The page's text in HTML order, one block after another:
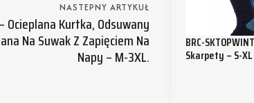
NASTEPNY ARTYKUŁ
Ocieplana Kurtka, Odsuwany
Na Suwak Z Zapięciem Na
Napy – M-3XL.
BRC-
Skarpety – S-XL